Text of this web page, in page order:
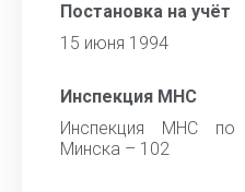
Постановка на учёт
15 июня 1994
Инспекция МНС
Инспекция МНС по
Минска – 102